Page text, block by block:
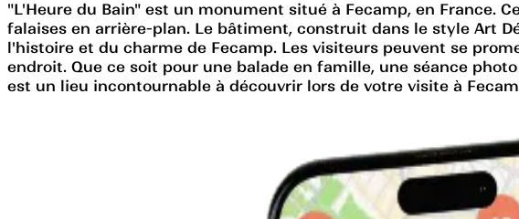
"L'Heure du Bain" est un monument situé à Fecamp, en France.
falaises en arrière-plan. Le bâtiment, construit dans le style Art
l'histoire et du charme de Fecamp. Les visiteurs peuvent se
endroit. Que ce soit pour une balade en famille, une séance
est un lieu incontournable à découvrir lors de votre visite à